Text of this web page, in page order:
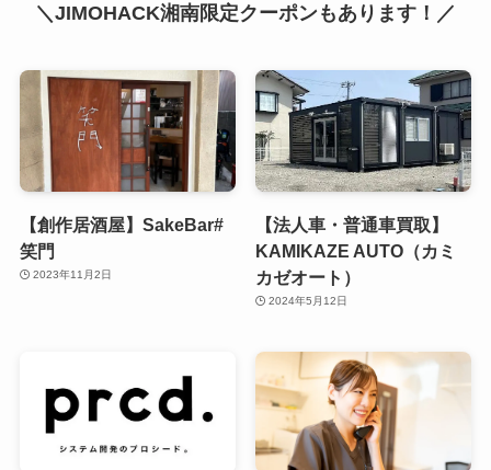
＼JIMOHACK湘南限定クーポンもあります！／
【創作居酒屋】SakeBar#
笑門
2023年11月2日
【法人車・普通車買取】
KAMIKAZE AUTO（カミ
カゼオート）
2024年5月12日